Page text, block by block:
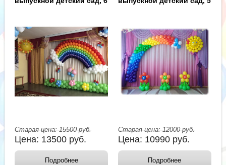
Старая цена:15500руб.
Цена: 13500 руб.
Подробнее
Старая цена:12000руб.
Цена: 10990 руб.
Подробнее